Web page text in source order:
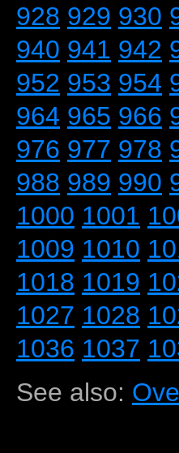
928 929 930
940 941 942
952 953 954
964 965 966
976 977 978
988 989 990
1000 1001
1009 1010
1018 1019
1027 1028
1036 1037
See also: